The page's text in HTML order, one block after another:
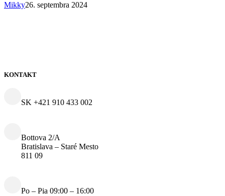
Mikky26. septembra 2024
KONTAKT
SK +421 910 433 002
Bottova 2/A
Bratislava – Staré Mesto
811 09
Po – Pia 09:00 – 16:00